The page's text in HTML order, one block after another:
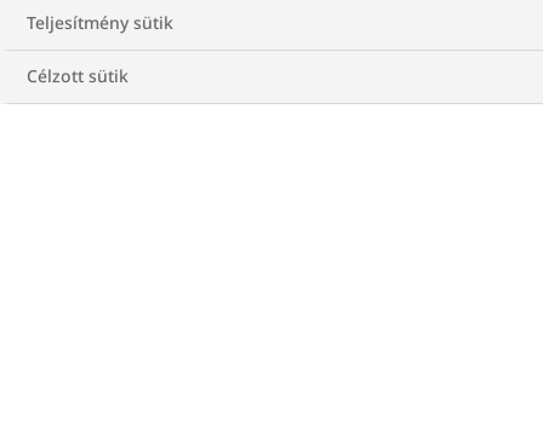
Teljesítmény sütik
Célzott sütik